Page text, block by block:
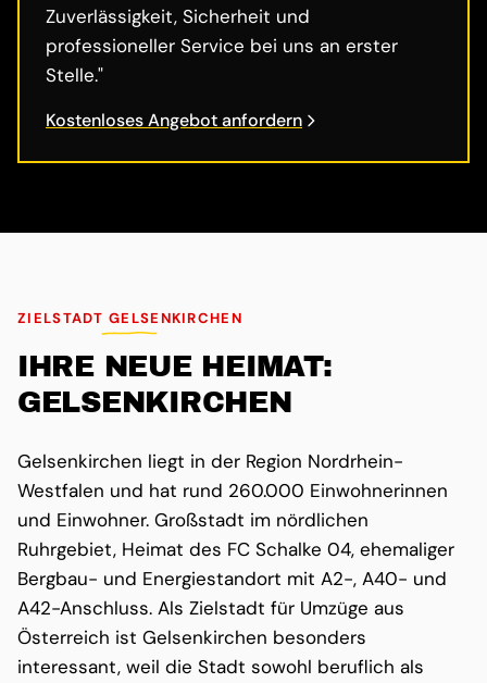
Zuverlässigkeit, Sicherheit und
professioneller Service bei uns an erster
Stelle."
Kostenloses Angebot anfordern
ZIELSTADT GELSENKIRCHEN
IHRE NEUE HEIMAT:
GELSENKIRCHEN
Gelsenkirchen liegt in der Region Nordrhein-
Westfalen und hat rund 260.000 Einwohnerinnen
und Einwohner. Großstadt im nördlichen
Ruhrgebiet, Heimat des FC Schalke 04, ehemaliger
Bergbau- und Energiestandort mit A2-, A40- und
A42-Anschluss. Als Zielstadt für Umzüge aus
Österreich ist Gelsenkirchen besonders
interessant, weil die Stadt sowohl beruflich als